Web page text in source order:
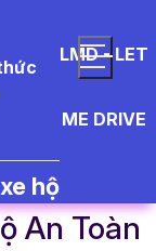
LMD - LET
ME DRIVE
hộ
An Toàn